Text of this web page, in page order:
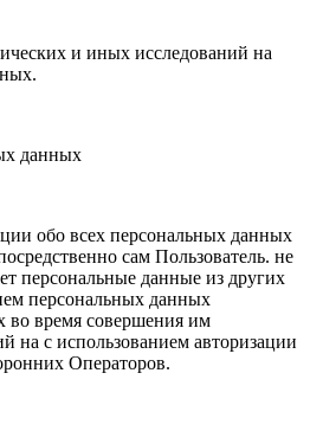
и иных исследований на
данных
обо всех персональных данных
сам Пользователь. не
персональные данные из других
персональных данных
во время совершения им
на с использованием авторизации
Операторов.